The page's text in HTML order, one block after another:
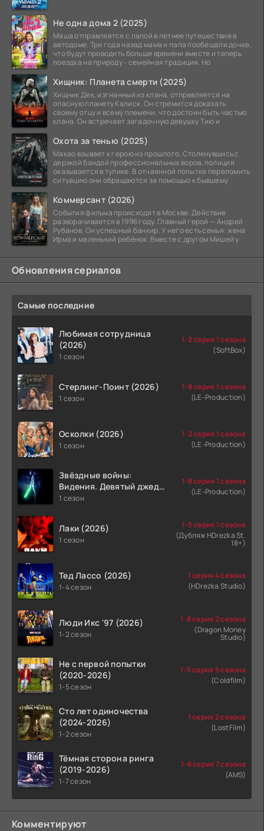
Не одна дома 2 (2025)
Маша отправляется с папой в летнее путешествие в
автодоме. Три года назад мама и папа пообещали дочке,
что будут проводить больше времени вместе и теперь
поездка на природу - семейная традиция. Но
Хищник: Планета смерти (2025)
Хищник Дек, изгнанный из клана, отправляется на
опасную планету Калиск. Он стремится доказать
своему отцу и всему племени, что достоин быть частью
клана. Он встречает загадочную девушку Тию и
Охота за тенью (2025)
Макао взывает к герою из прошлого. Столкнувшись с
дерзкой бандой профессиональных воров, полиция
оказывается в тупике. В отчаянной попытке переломить
ситуацию они обращаются за помощью к бывшему
Коммерсант (2026)
События фильма происходят в Москве. Действие
разворачивается в 1996 году. Главный герой — Андрей
Рубанов. Он успешный банкир. У него есть семья: жена
Ирма и маленький ребёнок. Вместе с другом Мишей у
Обновления сериалов
Самые последние
Любимая сотрудница
(2026)
1 сезон
1-2 серия 1 сезона
(SoftBox)
Стерлинг-Поинт (2026)
1 сезон
1-8 серия 1 сезона
(LE-Production)
Осколки (2026)
1 сезон
1-2 серия 1 сезона
(LE-Production)
Звёздные войны:
Видения. Девятый джедай
(2026)
1 сезон
1-8 серия 1 сезона
(LE-Production)
Лаки (2026)
1 сезон
1-5 серия 1 сезона
(Дубляж HDrezka St.
18+)
Тед Лассо (2026)
1-4 сезон
1 серия 4 сезона
(HDrezka Studio)
Люди Икс '97 (2026)
1-2 сезон
1-8 серия 2 сезона
(Dragon Money
Studio)
Не с первой попытки
(2020-2026)
1-5 сезон
1-5 серия 5 сезона
(Coldfilm)
Сто лет одиночества
(2024-2026)
1-2 сезон
1 серия 2 сезона
(LostFilm)
Тёмная сторона ринга
(2019-2026)
1-7 сезон
1-6 серия 7 сезона
(AMS)
Комментируют